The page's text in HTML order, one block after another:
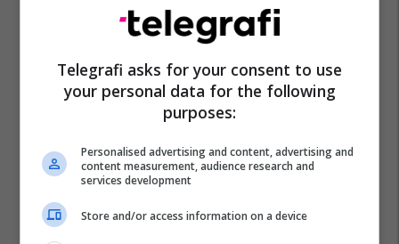
Telegrafi asks for your consent to use
your personal data for the following
purposes:
Personalised advertising and content, advertising and
content measurement, audience research and
services development
Store and/or access information on a device